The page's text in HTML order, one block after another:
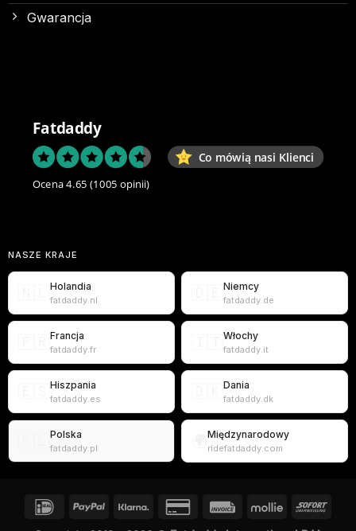
Gwarancja
Fatdaddy
Co mówią nasi Klienci
Ocena 4.65 (1005 opinii)
NASZE KRAJE
Holandia
fatdaddy.nl
Niemcy
fatdaddy.de
Francja
fatdaddy.fr
Włochy
fatdaddy.it
Hiszpania
fatdaddy.es
Dania
fatdaddy.dk
Polska
fatdaddy.pl
Międzynarodowy
ridefatdaddy.com